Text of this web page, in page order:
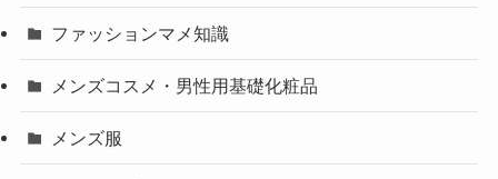
ファッションマメ知識
メンズコスメ・男性用基礎化粧品
メンズ服